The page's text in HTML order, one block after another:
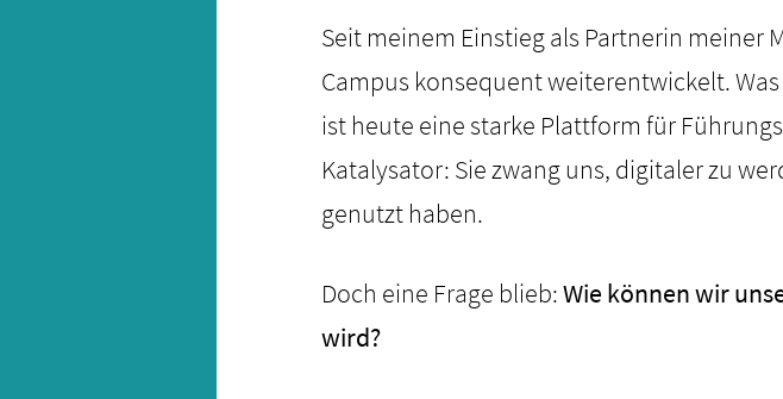
Seit meinem Einstieg als Partnerin meiner
Campus konsequent weiterentwickelt.
ist heute eine starke Plattform für
Katalysator: Sie zwang uns, digitaler zu
genutzt haben.
Doch eine Frage blieb:Wie können wir
wird?